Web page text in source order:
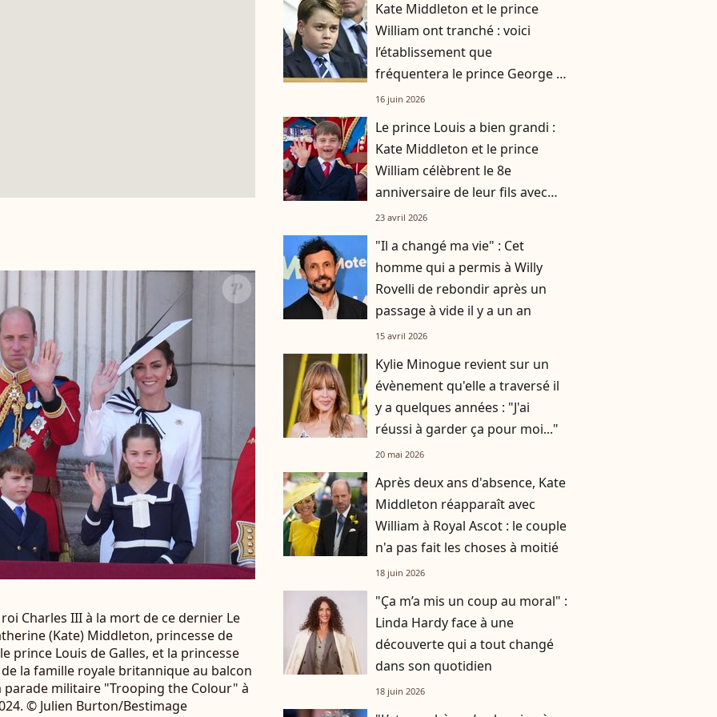
Charles III à la mort de ce dernier Le
(Kate) Middleton, princesse de
prince Louis de Galles, et la princesse
la famille royale britannique au balcon
parade militaire "Trooping the Colour" à
© Julien Burton/Bestimage
Kate Middleton et le prince
William ont tranché : voici
l’établissement que
fréquentera le prince George à
la rentrée
16 juin 2026
Le prince Louis a bien grandi :
Kate Middleton et le prince
William célèbrent le 8e
anniversaire de leur fils avec
des images inédites
23 avril 2026
"Il a changé ma vie" : Cet
homme qui a permis à Willy
Rovelli de rebondir après un
passage à vide il y a un an
15 avril 2026
Kylie Minogue revient sur un
évènement qu'elle a traversé il
y a quelques années : "J'ai
réussi à garder ça pour moi..."
20 mai 2026
Après deux ans d'absence, Kate
Middleton réapparaît avec
William à Royal Ascot : le couple
n'a pas fait les choses à moitié
18 juin 2026
"Ça m’a mis un coup au moral" :
Linda Hardy face à une
découverte qui a tout changé
dans son quotidien
18 juin 2026